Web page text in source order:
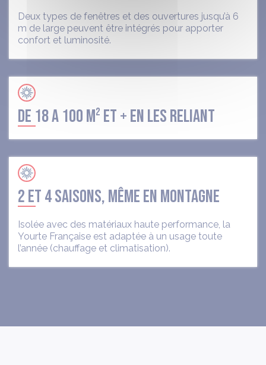
Deux types de fenêtres et des ouvertures jusqu’à 6
m de large peuvent être intégrés pour apporter
confort et luminosité.
DE 18 A 100 M² ET + EN LES RELIANT
2 ET 4 SAISONS, MÊME EN MONTAGNE
Isolée avec des matériaux haute performance, la
Yourte Française est adaptée à un usage toute
l’année (chauffage et climatisation).